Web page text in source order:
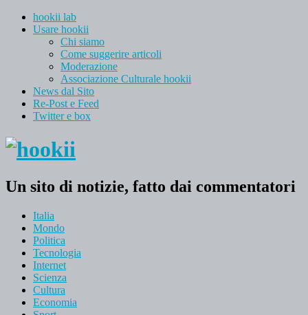
hookii lab
Usare hookii
Chi siamo
Come suggerire articoli
Moderazione
Associazione Culturale hookii
News dal Sito
Re-Post e Feed
Twitter e box
Un sito di notizie, fatto dai commentatori
Italia
Mondo
Politica
Tecnologia
Internet
Scienza
Cultura
Economia